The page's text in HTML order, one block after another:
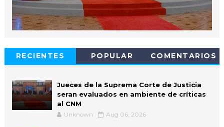
RECIENTES POPULAR COMENTARIOS
Jueces de la Suprema Corte de Justicia
seran evaluados en ambiente de críticas
al CNM
Unknown Aug 06, 2026